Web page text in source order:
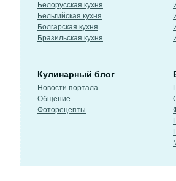
Белорусская кухня
Бельгийская кухня
Болгарская кухня
Бразильская кухня
Кулинарный блог
Новости портала
Общение
Фоторецепты